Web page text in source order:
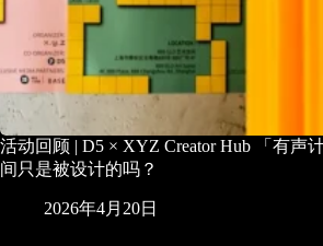
活动回顾 | D5 × XYZ Creator Hub 「有声
间只是被设计的吗？
2026年4月20日